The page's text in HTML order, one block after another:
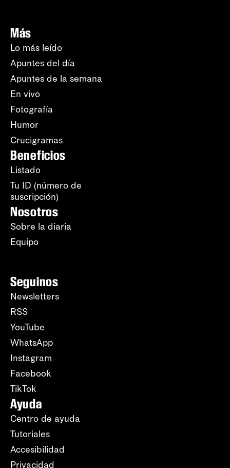
Más
Lo más leído
Apuntes del día
Apuntes de la semana
En vivo
Fotografía
Humor
Crucigramas
Beneficios
Listado
Tu ID (número de
suscripción)
Nosotros
Sobre la diaria
Equipo
Seguinos
Newsletters
RSS
YouTube
WhatsApp
Instagram
Facebook
TikTok
Ayuda
Centro de ayuda
Tutoriales
Accesibilidad
Privacidad